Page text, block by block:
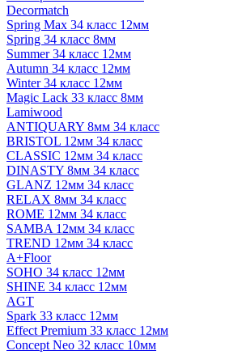
Decormatch
Spring Max 34 класс 12мм
Spring 34 класс 8мм
Summer 34 класс 12мм
Autumn 34 класс 12мм
Winter 34 класс 12мм
Magic Lack 33 класс 8мм
Lamiwood
ANTIQUARY 8мм 34 класс
BRISTOL 12мм 34 класс
CLASSIC 12мм 34 класс
DINASTY 8мм 34 класс
GLANZ 12мм 34 класс
RELAX 8мм 34 класс
ROME 12мм 34 класс
SAMBA 12мм 34 класс
TREND 12мм 34 класс
A+Floor
SOHO 34 класс 12мм
SHINE 34 класс 12мм
AGT
Spark 33 класс 12мм
Effect Premium 33 класс 12мм
Concept Neo 32 класс 10мм